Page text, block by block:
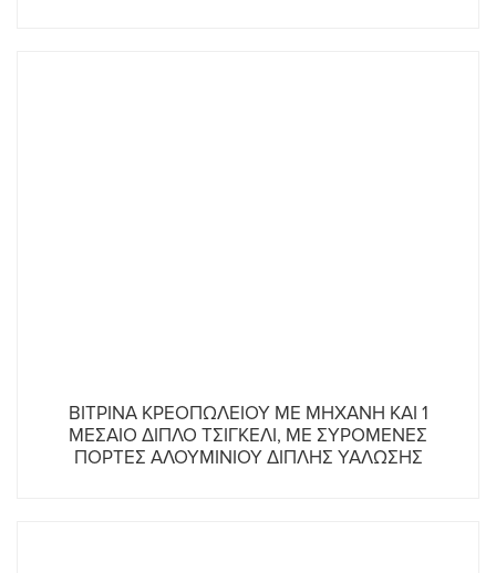
ΒΙΤΡΙΝΑ ΚΡΕΟΠΩΛΕΙΟΥ ΜΕ ΜΗΧΑΝΗ ΚΑΙ 1
ΜΕΣΑΙΟ ΔΙΠΛΟ ΤΣΙΓΚΕΛΙ, ΜΕ ΣΥΡΟΜΕΝΕΣ
ΠΟΡΤΕΣ ΑΛΟΥΜΙΝΙΟΥ ΔΙΠΛΗΣ ΥΑΛΩΣΗΣ